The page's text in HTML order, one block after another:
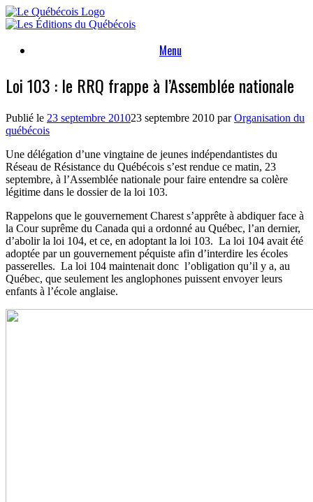
Skip
to
Menu
Loi 103 : le RRQ frappe à l’Assemblée nationale
Publié le 23 septembre 201023 septembre 2010 parOrganisation du
québécois
Une délégation d’une vingtaine de jeunes indépendantistes du
Réseau de Résistance du Québécois s’est rendue ce matin, 23
septembre, à l’Assemblée nationale pour faire entendre sa colère
légitime dans le dossier de la loi 103.
Rappelons que le gouvernement Charest s’apprête à abdiquer face à
la Cour suprême du Canada qui a ordonné au Québec, l’an dernier,
d’abolir la loi 104, et ce, en adoptant la loi 103. La loi 104 avait été
adoptée par un gouvernement péquiste afin d’interdire les écoles
passerelles. La loi 104 maintenait donc l’obligation qu’il y a, au
Québec, que seulement les anglophones puissent envoyer leurs
enfants à l’école anglaise.